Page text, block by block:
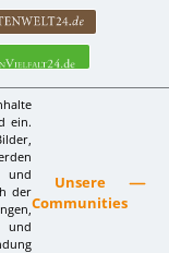
ein.
und
der
und
Unsere
Communities